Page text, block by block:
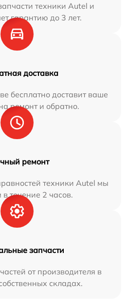
техники Autel и
гарантию до 3 лет.
доставка
бесплатно доставит ваше
ремонт и обратно.
ремонт
техники Autel мы
в течение 2 часов.
запчасти
от производителя в
складах.